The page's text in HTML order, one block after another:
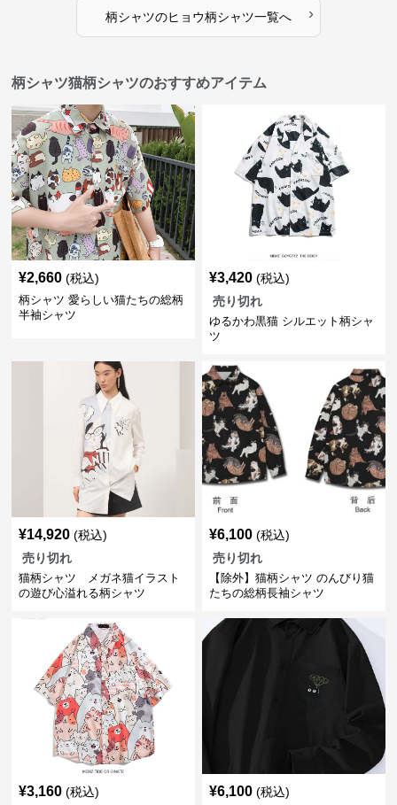
柄シャツのヒョウ柄シャツ一覧へ ›
柄シャツ猫柄シャツのおすすめアイテム
¥2,660 (税込)
柄シャツ 愛らしい猫たちの総柄
半袖シャツ
¥3,420 (税込)
売り切れ
ゆるかわ黒猫 シルエット柄シャ
ツ
¥14,920 (税込)
売り切れ
猫柄シャツ メガネ猫イラスト
の遊び心溢れる柄シャツ
¥6,100 (税込)
売り切れ
【除外】猫柄シャツ のんびり猫
たちの総柄長袖シャツ
¥3,160 (税込) ¥6,100 (税込)